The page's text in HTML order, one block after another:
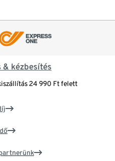
& kézbesítés
24 990 Ft felett